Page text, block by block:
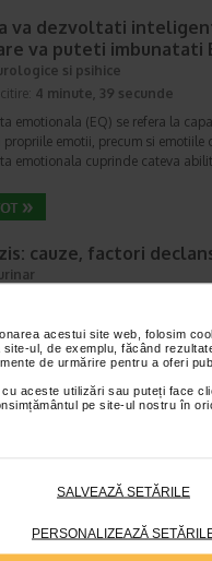
acestui site web, folosim
ul, de exemplu, făcând
de urmărire pentru a oferi
aceste utilizări sau puteți face
pe site-ul nostru în
SALVEAZĂ SETĂRILE
PERSONALIZEAZĂ
va dezvoltati
va puteti imbunatati
si psihice
4 minute, 39 secunde
emotionala (EQ) se refera la
emotii, precum si emotiile
emotionala cuprinde cateva
cauze, factori
este termenul medical pentru
somnului. Este o afectiune
Enurezisul este
sistemului digestiv
4 minute, 55 secunde
au experimentat macar o